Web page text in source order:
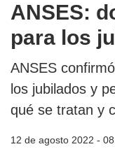
ANSES:
para los
ANSES
los jubilados y
qué se tratan y
12 de agosto 2022 -